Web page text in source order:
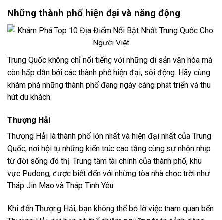
Những thành phố hiện đại và năng động
Trung Quốc không chỉ nổi tiếng với những di sản văn hóa mà
còn hấp dẫn bởi các thành phố hiện đại, sôi động. Hãy cùng
khám phá những thành phố đang ngày càng phát triển và thu
hút du khách.
Thượng Hải
Thượng Hải là thành phố lớn nhất và hiện đại nhất của Trung
Quốc, nơi hội tụ những kiến trúc cao tầng cùng sự nhộn nhịp
từ đời sống đô thị. Trung tâm tài chính của thành phố, khu
vực Pudong, được biết đến với những tòa nhà chọc trời như
Tháp Jin Mao và Tháp Tình Yêu.
Khi đến Thượng Hải, bạn không thể bỏ lỡ việc tham quan bến